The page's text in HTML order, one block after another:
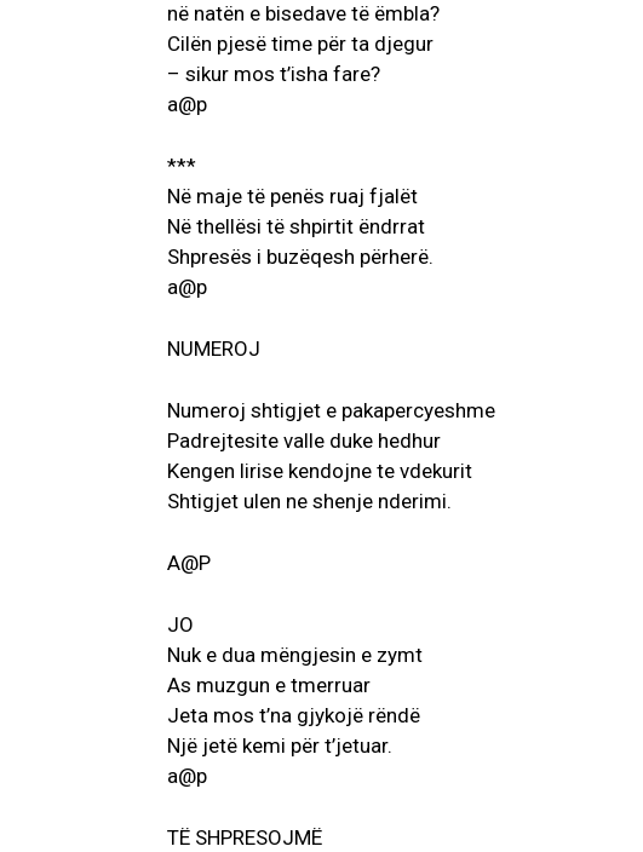
në natën e bisedave të ëmbla?
Cilën pjesë time për ta djegur
– sikur mos t’isha fare?
a@p
***
Në maje të penës ruaj fjalët
Në thellësi të shpirtit ëndrrat
Shpresës i buzëqesh përherë.
a@p
NUMEROJ
Numeroj shtigjet e pakapercyeshme
Padrejtesite valle duke hedhur
Kengen lirise kendojne te vdekurit
Shtigjet ulen ne shenje nderimi.
A@P
JO
Nuk e dua mëngjesin e zymt
As muzgun e tmerruar
Jeta mos t’na gjykojë rëndë
Një jetë kemi për t’jetuar.
a@p
TË SHPRESOJMË
VERA GJONAJ – NJË
NJOHUR I DIASPORËS